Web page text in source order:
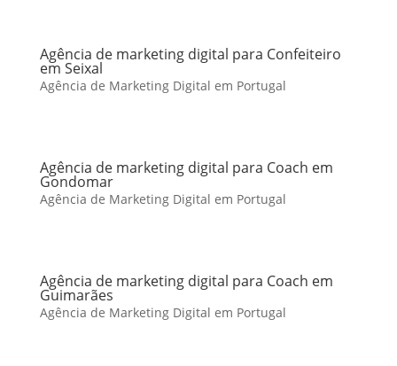
Agência de marketing digital para Confeiteiro
em Seixal
Agência de Marketing Digital em Portugal
Agência de marketing digital para Coach em
Gondomar
Agência de Marketing Digital em Portugal
Agência de marketing digital para Coach em
Guimarães
Agência de Marketing Digital em Portugal